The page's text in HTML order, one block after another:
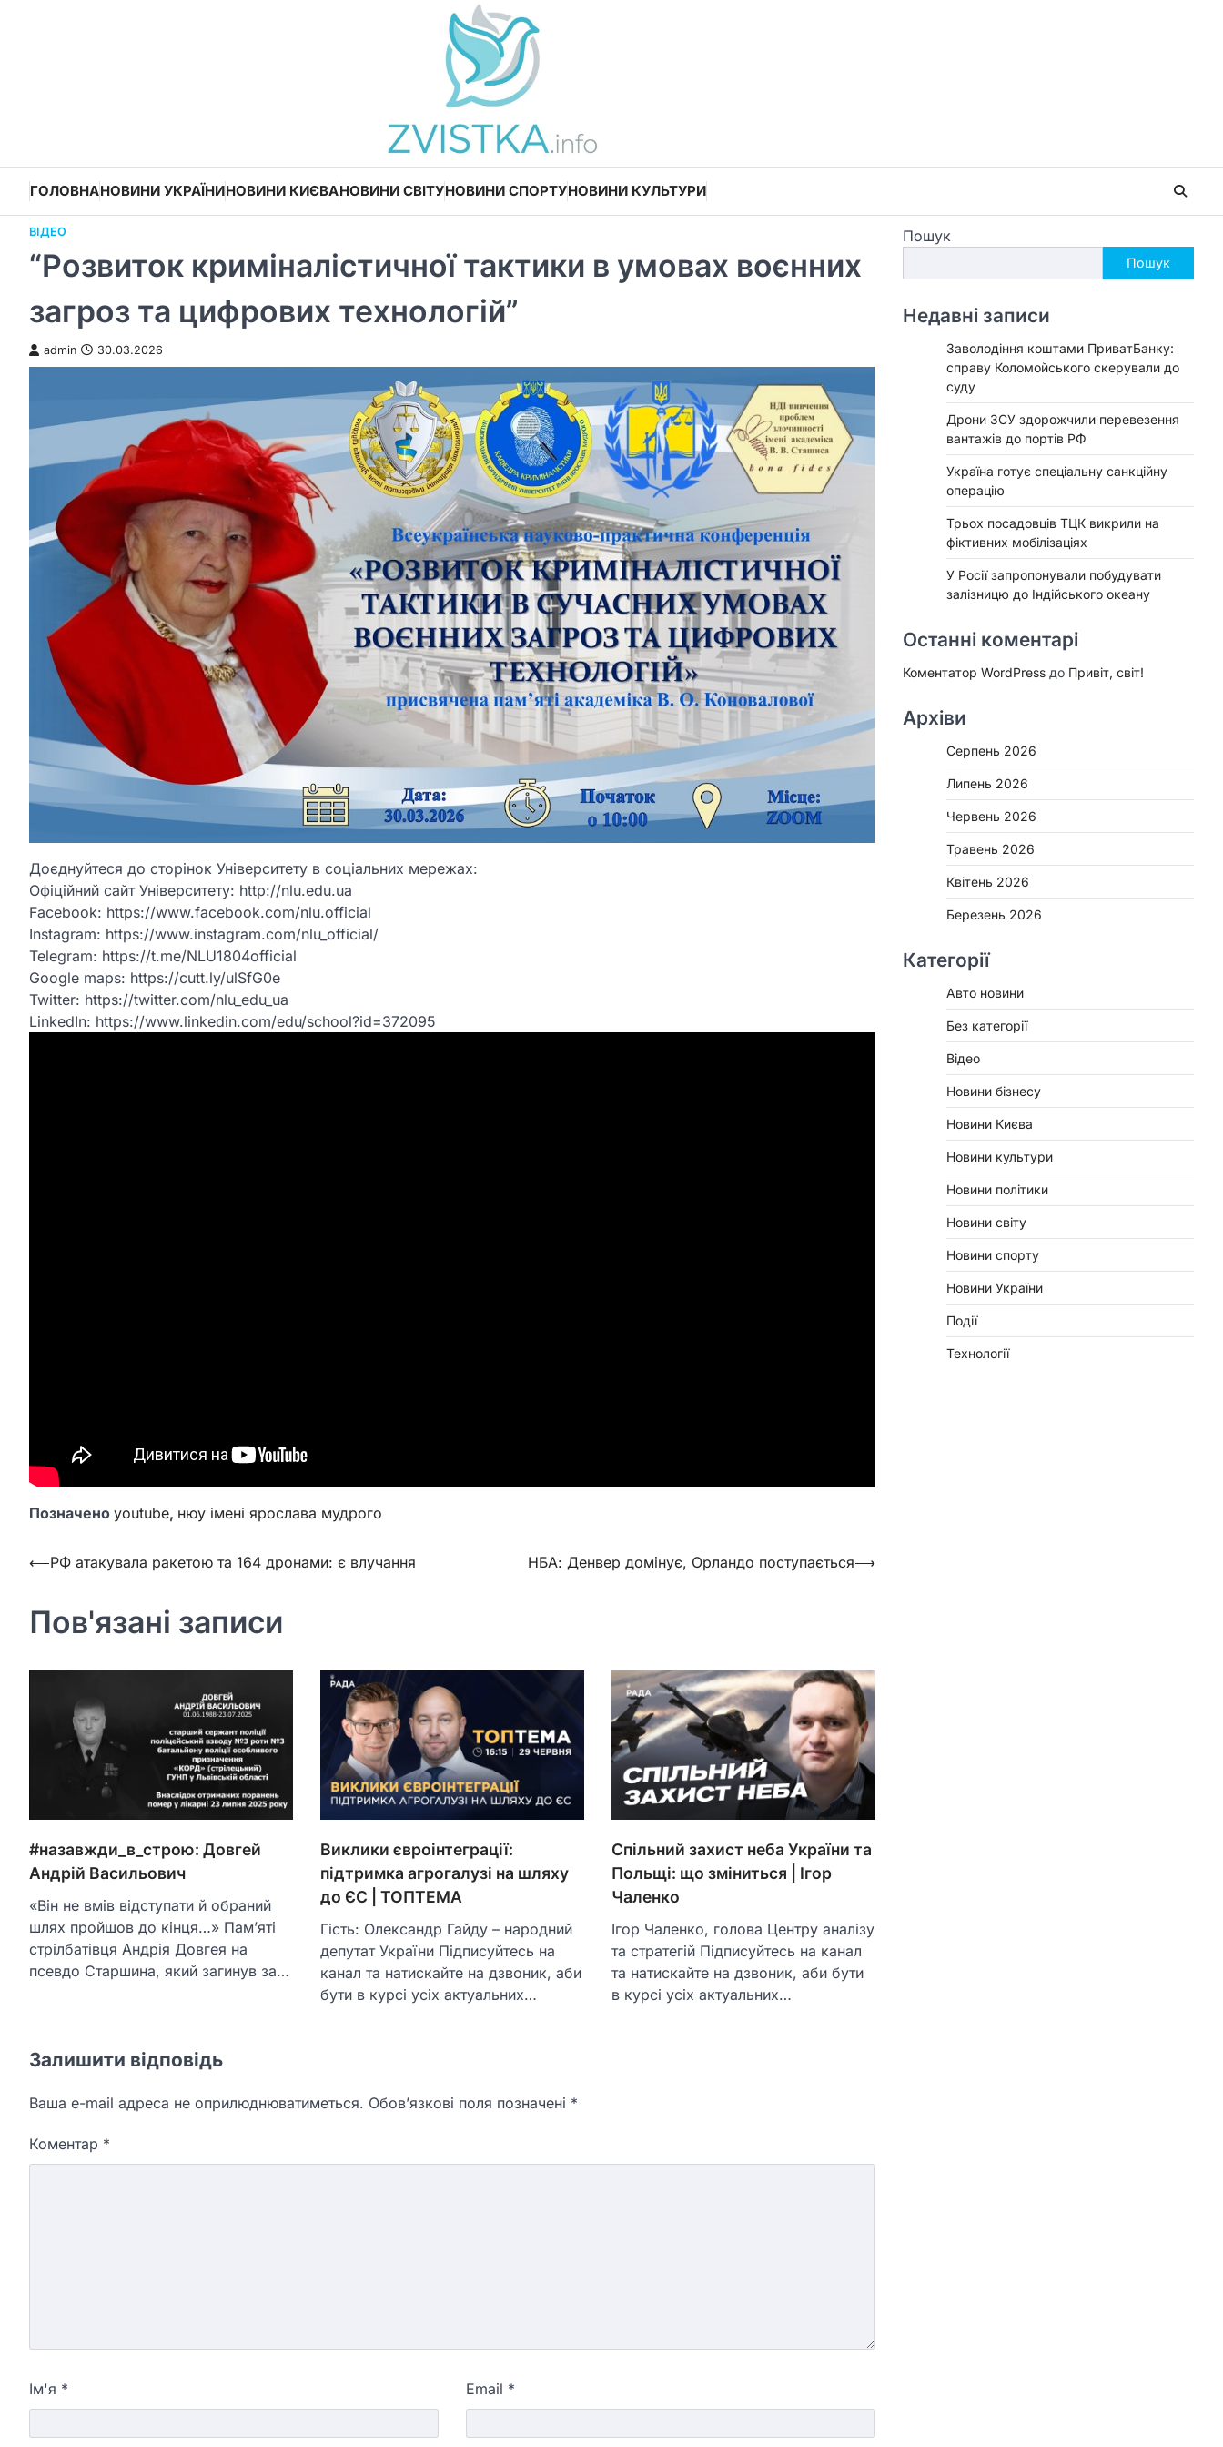
ГОЛОВНАНОВИНИ УКРАЇНИНОВИНИ КИЄВАНОВИНИ СВІТУНОВИНИ СПОРТУНОВИНИ КУЛЬТУРИ
ВІДЕО
“Розвиток криміналістичної тактики в умовах воєнних
загроз та цифрових технологій”
admin 30.03.2026
Доєднуйтеся до сторінок Університету в соціальних мережах:
Офіційний сайт Університету: http://nlu.edu.ua
Facebook: https://www.facebook.com/nlu.official
Instagram: https://www.instagram.com/nlu_official/
Telegram: https://t.me/NLU1804official
Google maps: https://cutt.ly/ulSfG0e
Twitter: https://twitter.com/nlu_edu_ua
LinkedIn: https://www.linkedin.com/edu/school?id=372095
Позначено youtube, нюу імені ярослава мудрого
Навігація
⟵РФ атакувала ракетою та 164 дронами: є влучання НБА: Денвер домінує, Орландо поступається⟶
Пов'язані записи
#назавжди_в_строю: Довгей
Андрій Васильович
«Він не вмів відступати й обраний
шлях пройшов до кінця…» Пам’яті
стрілбатівця Андрія Довгея на
псевдо Старшина, який загинув за…
Виклики євроінтеграції:
підтримка агрогалузі на шляху
до ЄС | ТОПТЕМА
Гість: Олександр Гайду – народний
депутат України Підписуйтесь на
канал та натискайте на дзвоник, аби
бути в курсі усіх актуальних…
Спільний захист неба України та
Польщі: що зміниться | Ігор
Чаленко
Ігор Чаленко, голова Центру аналізу
та стратегій Підписуйтесь на канал
та натискайте на дзвоник, аби бути
в курсі усіх актуальних…
Залишити відповідь
Ваша e-mail адреса не оприлюднюватиметься. Обов’язкові поля позначені *
Коментар *
Ім'я * Email *
Пошук
Пошук
Недавні записи
Заволодіння коштами ПриватБанку:
справу Коломойського скерували до
суду
Дрони ЗСУ здорожчили перевезення
вантажів до портів РФ
Україна готує спеціальну санкційну
операцію
Трьох посадовців ТЦК викрили на
фіктивних мобілізаціях
У Росії запропонували побудувати
залізницю до Індійського океану
Останні коментарі
Коментатор WordPress до Привіт, світ!
Архіви
Серпень 2026
Липень 2026
Червень 2026
Травень 2026
Квітень 2026
Березень 2026
Категорії
Авто новини
Без категорії
Відео
Новини бізнесу
Новини Києва
Новини культури
Новини політики
Новини світу
Новини спорту
Новини України
Події
Технології